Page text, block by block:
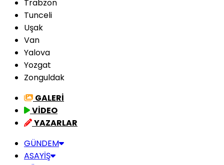
Trabzon
Tunceli
Uşak
Van
Yalova
Yozgat
Zonguldak
GALERİ
VİDEO
YAZARLAR
GÜNDEM
ASAYİŞ